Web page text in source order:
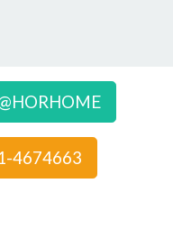
4674663